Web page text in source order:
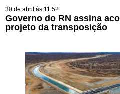
30 de abril às 11:52
Governo do RN assina
projeto da transposição